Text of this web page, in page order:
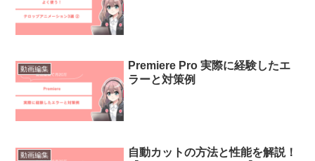
動画編集
Premiere Pro 実際に経験したエ
ラーと対策例
動画編集
自動カットの方法と性能を解説！